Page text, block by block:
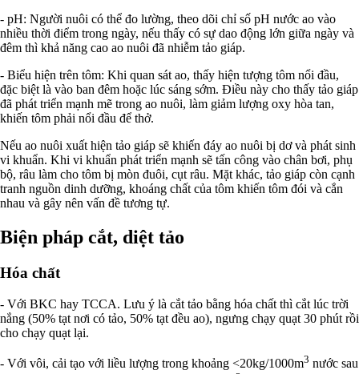
- pH: Người nuôi có thể đo lường, theo dõi chỉ số pH nước ao vào
nhiều thời điểm trong ngày, nếu thấy có sự dao động lớn giữa ngày và
đêm thì khả năng cao ao nuôi đã nhiễm tảo giáp.
- Biểu hiện trên tôm: Khi quan sát ao, thấy hiện tượng tôm nổi đầu,
đặc biệt là vào ban đêm hoặc lúc sáng sớm. Điều này cho thấy tảo giáp
đã phát triển mạnh mẽ trong ao nuôi, làm giảm lượng oxy hòa tan,
khiến tôm phải nổi đầu để thở.
Nếu ao nuôi xuất hiện tảo giáp sẽ khiến đáy ao nuôi bị dơ và phát sinh
vi khuẩn. Khi vi khuẩn phát triển mạnh sẽ tấn công vào chân bơi, phụ
bộ, râu làm cho tôm bị mòn đuôi, cụt râu. Mặt khác, tảo giáp còn cạnh
tranh nguồn dinh dưỡng, khoáng chất của tôm khiến tôm đói và cắn
nhau và gây nên vấn đề tương tự.
Biện pháp cắt, diệt tảo
Hóa chất
- Với BKC hay TCCA. Lưu ý là cắt tảo bằng hóa chất thì cắt lúc trời
nắng (50% tạt nơi có tảo, 50% tạt đều ao), ngưng chạy quạt 30 phút rồi
cho chạy quạt lại.
- Với vôi, cải tạo với liều lượng trong khoảng <20kg/1000m3 nước sau